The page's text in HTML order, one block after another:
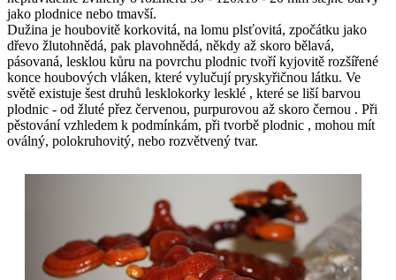
jako plodnice nebo tmavší.
Dužina je houbovitě korkovitá, na lomu plsťovitá, zpočátku jako
dřevo žlutohnědá, pak plavohnědá, někdy až skoro bělavá,
pásovaná, lesklou kůru na povrchu plodnic tvoří kyjovitě rozšířené
konce houbových vláken, které vylučují pryskyřičnou látku. Ve
světě existuje šest druhů lesklokorky lesklé , které se liší barvou
plodnic - od žluté přez červenou, purpurovou až skoro černou . Při
pěstování vzhledem k podmínkám, při tvorbě plodnic , mohou mít
oválný, polokruhovitý, nebo rozvětvený tvar.